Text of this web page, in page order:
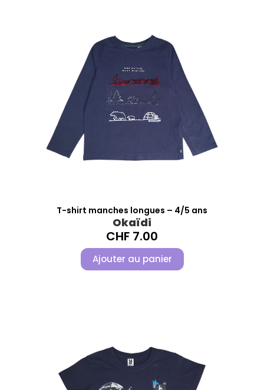
T-shirt manches longues – 4/5 ans
Okaïdi
CHF 7.00
Ajouter au panier